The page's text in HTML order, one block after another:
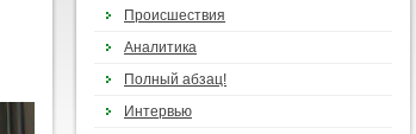
Происшествия
Аналитика
Полный абзац!
Интервью